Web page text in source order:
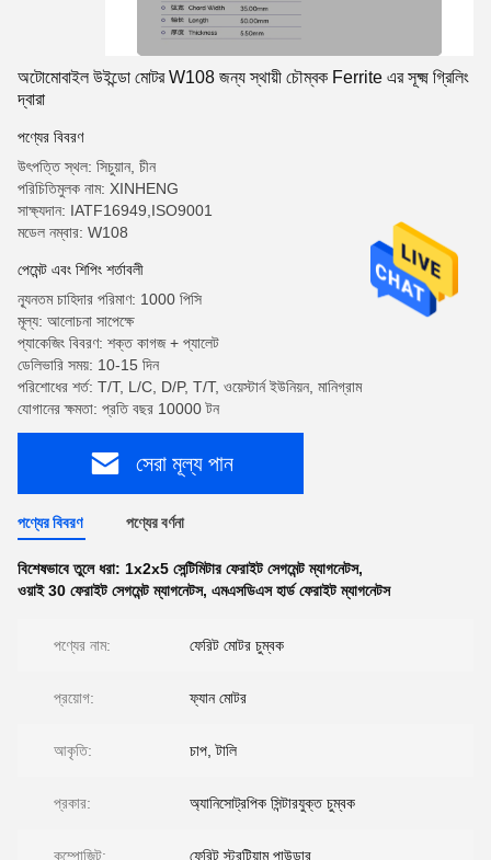
অটোমোবাইল উইন্ডো মোটর W108 জন্য স্থায়ী চৌম্বক Ferrite এর সূক্ষ্ম গ্রিলিং
দ্বারা
পণ্যের বিবরণ
উৎপত্তি স্থল: সিচুয়ান, চীন
পরিচিতিমুলক নাম: XINHENG
সাক্ষ্যদান: IATF16949,ISO9001
মডেল নম্বার: W108
পেমেন্ট এবং শিপিং শর্তাবলী
ন্যূনতম চাহিদার পরিমাণ: 1000 পিসি
মূল্য: আলোচনা সাপেক্ষে
প্যাকেজিং বিবরণ: শক্ত কাগজ + প্যালেট
ডেলিভারি সময়: 10-15 দিন
পরিশোধের শর্ত: T/T, L/C, D/P, T/T, ওয়েস্টার্ন ইউনিয়ন, মানিগ্রাম
যোগানের ক্ষমতা: প্রতি বছর 10000 টন
সেরা মূল্য পান
পণ্যের বিবরণ পণ্যের বর্ণনা
বিশেষভাবে তুলে ধরা: 1x2x5 সেন্টিমিটার ফেরাইট সেগমেন্ট ম্যাগনেটস,
ওয়াই 30 ফেরাইট সেগমেন্ট ম্যাগনেটস, এমএসডিএস হার্ড ফেরাইট ম্যাগনেটস
পণ্যের নাম: ফেরিট মোটর চুম্বক
প্রয়োগ: ফ্যান মোটর
আকৃতি: চাপ, টালি
প্রকার: অ্যানিসোট্রপিক সিন্টারযুক্ত চুম্বক
কম্পোজিট: ফেরিট স্ট্রন্টিয়াম পাউডার